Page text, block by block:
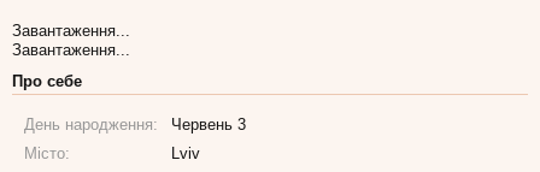
Завантаження...
Завантаження...
Про себе
День народження:
Червень 3
Місто:
Lviv